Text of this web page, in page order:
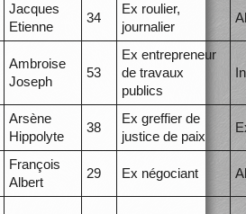
Jacques
Etienne
34
Ex roulier,
journalier
Ambroise
Joseph
53
Ex entrepreneur
de travaux
publics
Arsène
Hippolyte
38
Ex greffier de
justice de paix
François
Albert
29 Ex négociant